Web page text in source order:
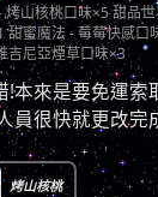
烤山核桃口味×5 甜品
甜蜜魔法 - 莓莓快感口
吉尼亞煙草口味×3
!本來是要免運索
員很快就更改完
烤山核桃